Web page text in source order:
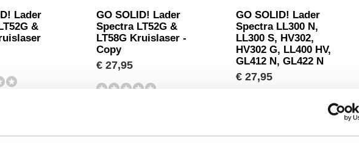
Lader
&
GO SOLID! Lader
Spectra LT52G &
LT58G Kruislaser -
Copy
€ 27,95
GO SOLID! Lader
Spectra LL300 N,
LL300 S, HV302,
HV302 G, LL400 HV,
GL412 N, GL422 N
€ 27,95